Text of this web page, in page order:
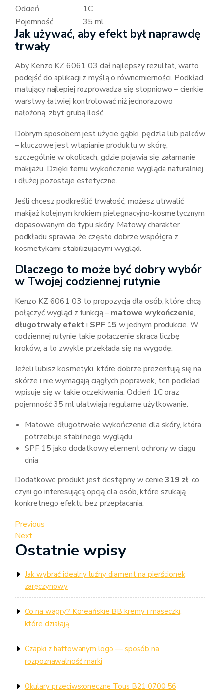
Odcień
1C
Pojemność
35 ml
Jak używać, aby efekt był naprawdę
trwały
Aby Kenzo KZ 6061 03 dał najlepszy rezultat, warto
podejść do aplikacji z myślą o równomierności. Podkład
matujący najlepiej rozprowadza się stopniowo – cienkie
warstwy łatwiej kontrolować niż jednorazowo
nałożoną, zbyt grubą ilość.
Dobrym sposobem jest użycie gąbki, pędzla lub palców
– kluczowe jest wtapianie produktu w skórę,
szczególnie w okolicach, gdzie pojawia się załamanie
makijażu. Dzięki temu wykończenie wygląda naturalniej
i dłużej pozostaje estetyczne.
Jeśli chcesz podkreślić trwałość, możesz utrwalić
makijaż kolejnym krokiem pielęgnacyjno-kosmetycznym
dopasowanym do typu skóry. Matowy charakter
podkładu sprawia, że często dobrze współgra z
kosmetykami stabilizującymi wygląd.
Dlaczego to może być dobry wybór
w Twojej codziennej rutynie
Kenzo KZ 6061 03 to propozycja dla osób, które chcą
połączyć wygląd z funkcją – matowe wykończenie,
długotrwały efekti SPF 15 w jednym produkcie. W
codziennej rutynie takie połączenie skraca liczbę
kroków, a to zwykle przekłada się na wygodę.
Jeżeli lubisz kosmetyki, które dobrze prezentują się na
skórze i nie wymagają ciągłych poprawek, ten podkład
wpisuje się w takie oczekiwania. Odcień 1C oraz
pojemność 35 ml ułatwiają regularne użytkowanie.
Matowe, długotrwałe wykończenie dla skóry, która
potrzebuje stabilnego wyglądu
SPF 15 jako dodatkowy element ochrony w ciągu
dnia
Dodatkowo produkt jest dostępny w cenie 319 zł, co
czyni go interesującą opcją dla osób, które szukają
konkretnego efektu bez przepłacania.
Nawigacja
wpisu
Previous
Post
Previous
Next
Post
Next
Ostatnie wpisy
Jak wybrać idealny luźny diament na pierścionek
zaręczynowy
Co na wagry? Koreańskie BB kremy i maseczki,
które działają
Czapki z haftowanym logo — sposób na
rozpoznawalność marki
Okulary przeciwsłoneczne Tous B21 0700 56